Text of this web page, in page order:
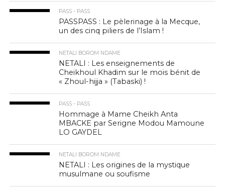
PASS - PASS
PASSPASS : Le pèlerinage à la Mecque,
un des cinq piliers de l’Islam !
NETALI BOROM NDAME
NETALI : Les enseignements de
Cheikhoul Khadim sur le mois bénit de
« Zhoul-hijja » (Tabaski) !
PASS - PASS
Hommage à Mame Cheikh Anta
MBACKE par Serigne Modou Mamoune
LO GAYDEL
NETALI BOROM NDAME
NETALI : Les origines de la mystique
musulmane ou soufisme